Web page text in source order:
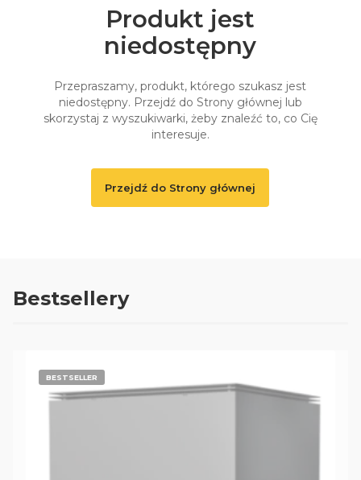
Produkt jest
niedostępny
Przepraszamy, produkt, którego szukasz jest
niedostępny. Przejdź do Strony głównej lub
skorzystaj z wyszukiwarki, żeby znaleźć to, co Cię
interesuje.
Przejdź do Strony głównej
Bestsellery
BESTSELLER